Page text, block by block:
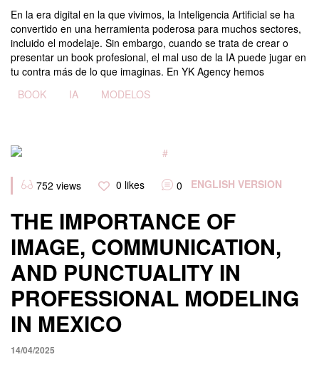
En la era digital en la que vivimos, la Inteligencia Artificial se ha
convertido en una herramienta poderosa para muchos sectores,
incluido el modelaje. Sin embargo, cuando se trata de crear o
presentar un book profesional, el mal uso de la IA puede jugar en
tu contra más de lo que imaginas. En YK Agency hemos
Tags
BOOK IA MODELOS
Categories
ENGLISH VERSION
0
0 likes
752 views
THE IMPORTANCE OF
IMAGE, COMMUNICATION,
AND PUNCTUALITY IN
PROFESSIONAL MODELING
IN MEXICO
14/04/2025